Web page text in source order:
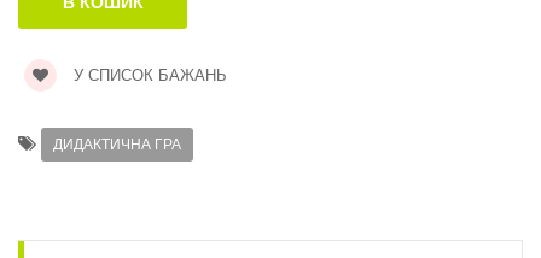
У СПИСОК БАЖАНЬ
ДИДАКТИЧНА ГРА